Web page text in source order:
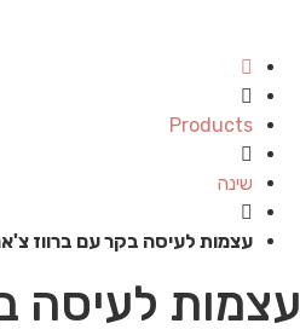
Products
שינה
עצמות לעיסה בקר עם ברווז צ'ארליס
עצמות לעיסה בקר